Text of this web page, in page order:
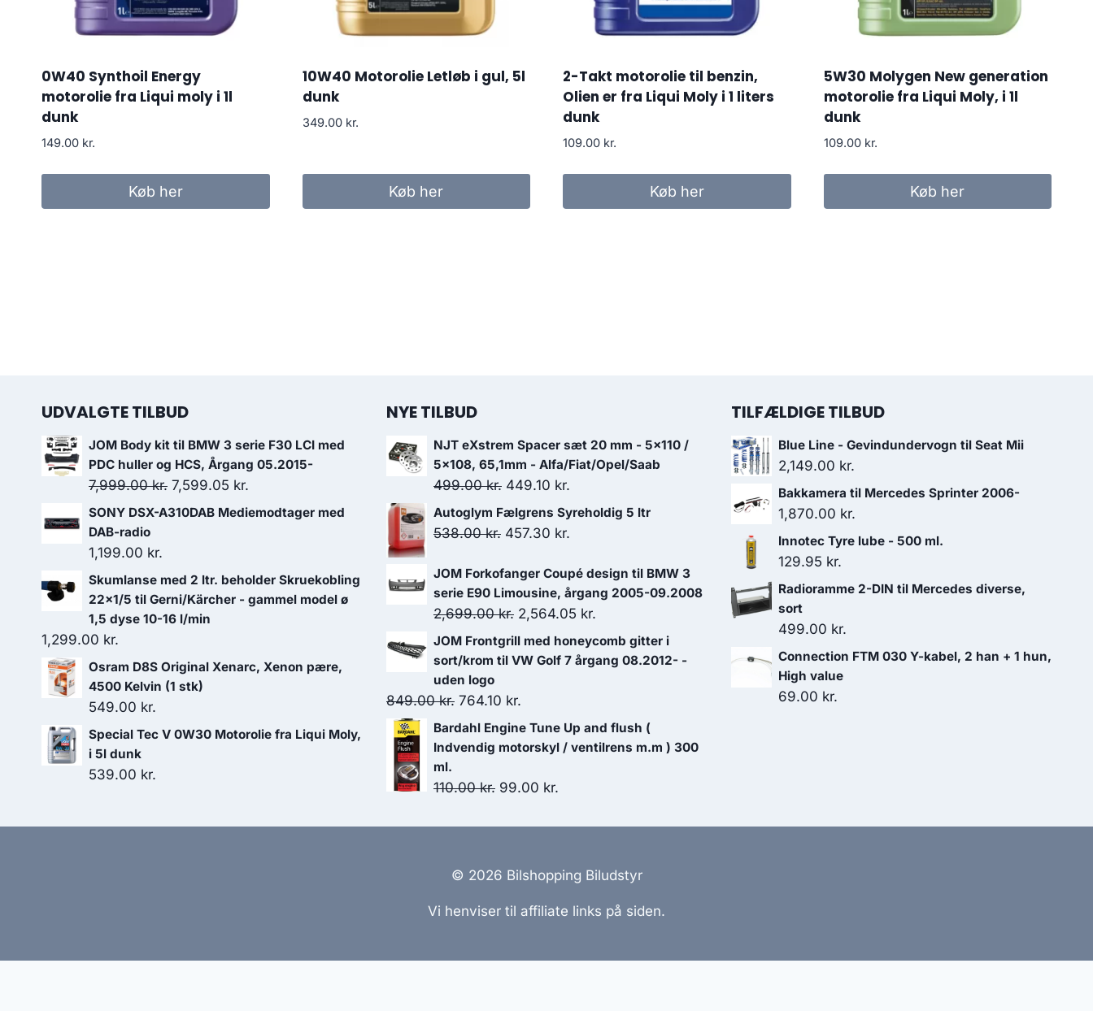
0W40 Synthoil Energy
motorolie fra Liqui moly i 1l
dunk
149.00 kr.
Køb her
10W40 Motorolie Letløb i gul, 5l
dunk
349.00 kr.
Køb her
2-Takt motorolie til benzin,
Olien er fra Liqui Moly i 1 liters
dunk
109.00 kr.
Køb her
5W30 Molygen New generation
motorolie fra Liqui Moly, i 1l
dunk
109.00 kr.
Køb her
UDVALGTE TILBUD
JOM Body kit til BMW 3 serie F30 LCI med
PDC huller og HCS, Årgang 05.2015-
7,999.00kr. Den
oprindelige
7,999.00 kr..
7,599.05 kr.
aktuelle
7,599.05 kr..
SONY DSX-A310DAB Mediemodtager med
DAB-radio
1,199.00 kr.
Skumlanse med 2 ltr. beholder Skruekobling
22x1/5 til Gerni/Kärcher - gammel model ø
1,5 dyse 10-16 l/min
1,299.00 kr.
Osram D8S Original Xenarc, Xenon pære,
4500 Kelvin (1 stk)
549.00 kr.
Special Tec V 0W30 Motorolie fra Liqui Moly,
i 5l dunk
539.00 kr.
NYE TILBUD
NJT eXstrem Spacer sæt 20 mm - 5x110 /
5x108, 65,1mm - Alfa/Fiat/Opel/Saab
499.00kr. Den
oprindelige
pris
499.00 kr..
449.10 kr.
aktuelle
449.10 kr..
Autoglym Fælgrens Syreholdig 5 ltr
538.00kr. Den
pris
var:
538.00 kr..
457.30 kr.
pris
er:
457.30 kr..
JOM Forkofanger Coupé design til BMW 3
serie E90 Limousine, årgang 2005-09.2008
2,699.00kr. Den
oprindelige
pris
2,699.00 kr..
2,564.05 kr.
aktuelle
pris
JOM Frontgrill med honeycomb gitter i
sort/krom til VW Golf 7 årgang 08.2012- -
uden logo
849.00kr. Den
oprindelige
pris
849.00 kr..
764.10 kr.
aktuelle
pris
764.10 kr..
Bardahl Engine Tune Up and flush (
Indvendig motorskyl / ventilrens m.m ) 300
ml.
110.00kr. Den
pris
110.00 kr..
99.00 kr.
pris
99.00 kr..
TILFÆLDIGE TILBUD
Blue Line - Gevindundervogn til Seat Mii
2,149.00 kr.
Bakkamera til Mercedes Sprinter 2006-
1,870.00 kr.
Innotec Tyre lube - 500 ml.
129.95 kr.
Radioramme 2-DIN til Mercedes diverse,
sort
499.00 kr.
Connection FTM 030 Y-kabel, 2 han + 1 hun,
High value
69.00 kr.
© 2026 Bilshopping Biludstyr
Vi henviser til affiliate links på siden.